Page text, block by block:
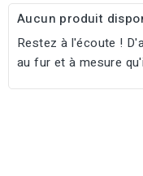
Aucun produit
Restez à l'écoute !
au fur et à mesure